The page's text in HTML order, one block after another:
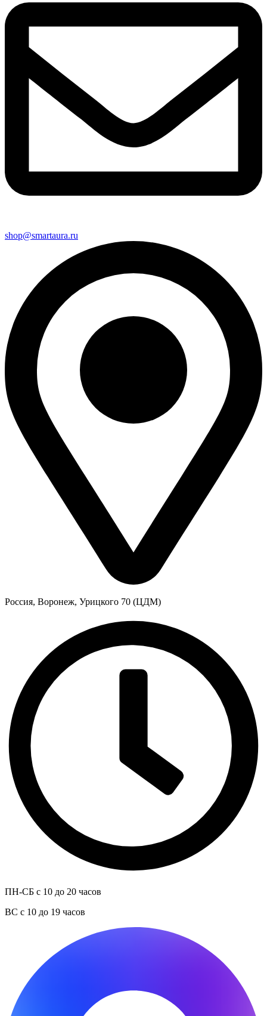
shop@smartaura.ru
Россия, Воронеж, Урицкого 70 (ЦДМ)
ПН-СБ с 10 до 20 часов
ВС с 10 до 19 часов